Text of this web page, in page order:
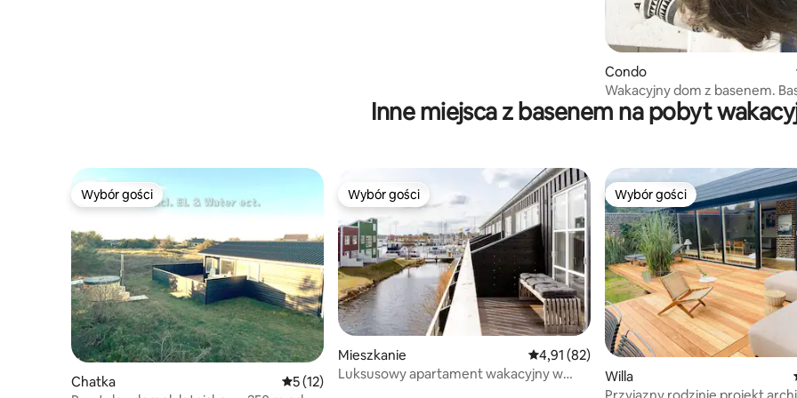
Condo
Wakacyjny dom z basenem.
ogrzewaniem słonecznym.
Inne miejsca z basenem na pobyt
Wybór gości
Wybór gości
Chatka Średnia ocena: 5 na 5, liczba recenzji: 12
5 (12)
Wybór gości
Wybór gości
Mieszkanie Średnia ocena: 4,91 na 5, liczba recenzji: 82
4,91 (82)
Luksusowy apartament wakacyjny w
Wybór gości
Wybór gości
Willa